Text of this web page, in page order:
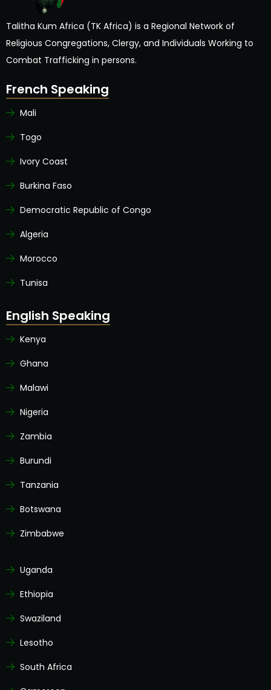
Talitha Kum Africa (TK Africa) is a Regional Network of
Religious Congregations, Clergy, and Individuals Working to
Combat Trafficking in persons.
French Speaking
Mali
Togo
Ivory Coast
Burkina Faso
Democratic Republic of Congo
Algeria
Morocco
Tunisa
English Speaking
Kenya
Ghana
Malawi
Nigeria
Zambia
Burundi
Tanzania
Botswana
Zimbabwe
Uganda
Ethiopia
Swaziland
Lesotho
South Africa